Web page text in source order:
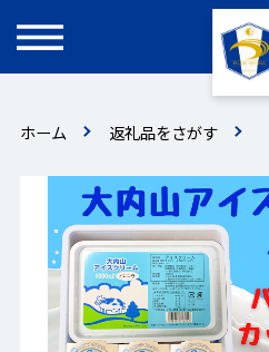
ホーム 返礼品をさがす